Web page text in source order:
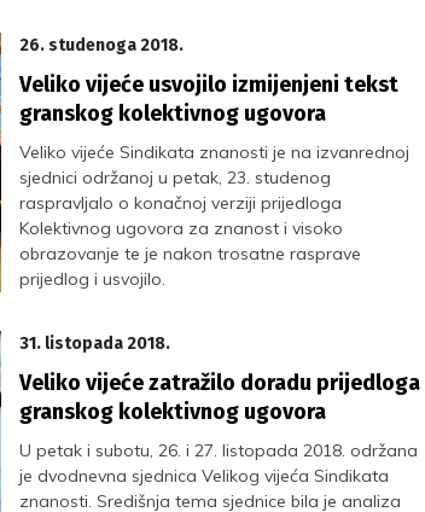
26. studenoga 2018.
Veliko vijeće usvojilo izmijenjeni tekst
granskog kolektivnog ugovora
Veliko vijeće Sindikata znanosti je na izvanrednoj
sjednici održanoj u petak, 23. studenog
raspravljalo o konačnoj verziji prijedloga
Kolektivnog ugovora za znanost i visoko
obrazovanje te je nakon trosatne rasprave
prijedlog i usvojilo.
31. listopada 2018.
Veliko vijeće zatražilo doradu prijedloga
granskog kolektivnog ugovora
U petak i subotu, 26. i 27. listopada 2018. održana
je dvodnevna sjednica Velikog vijeća Sindikata
znanosti. Središnja tema sjednice bila je analiza